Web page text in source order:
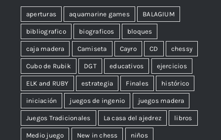
aperturas aquamarine games BALAGIUM
bibliografico biograficos bloques
caja madera Camiseta Cayro CD chessy
Cubo de Rubik DGT educativos ejercicios
ELK and RUBY estrategia Finales histórico
iniciación juegos de ingenio juegos madera
Juegos Tradicionales La casa del ajedrez libros
Medio juego New in chess niños